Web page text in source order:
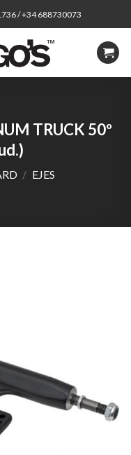
/ +34 688730073
TRUCK 50º
/ EJES